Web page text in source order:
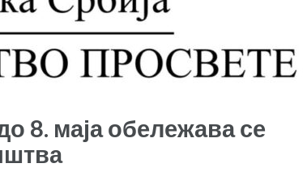
8. маја обележава се